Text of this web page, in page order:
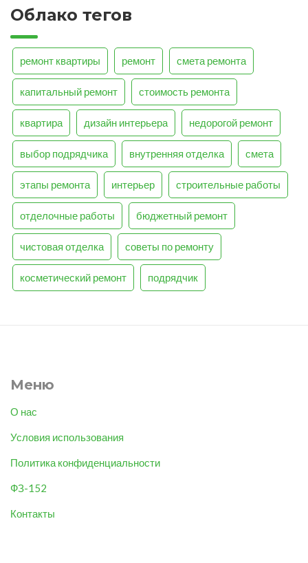
Облако тегов
ремонт квартиры ремонт смета ремонта
капитальный ремонт стоимость ремонта
квартира дизайн интерьера недорогой ремонт
выбор подрядчика внутренняя отделка смета
этапы ремонта интерьер строительные работы
отделочные работы бюджетный ремонт
чистовая отделка советы по ремонту
косметический ремонт подрядчик
Меню
О нас
Условия использования
Политика конфиденциальности
ФЗ-152
Контакты